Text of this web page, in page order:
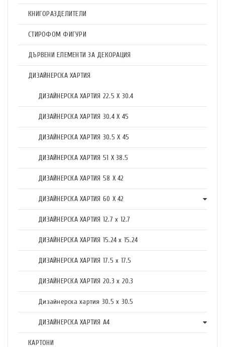
КНИГОРАЗДЕЛИТЕЛИ
СТИРОФОМ ФИГУРИ
ДЪРВЕНИ ЕЛЕМЕНТИ ЗА ДЕКОРАЦИЯ
ДИЗАЙНЕРСКА ХАРТИЯ
ДИЗАЙНЕРСКА ХАРТИЯ 22.5 X 30.4
ДИЗАЙНЕРСКА ХАРТИЯ 30.4 X 45
ДИЗАЙНЕРСКА ХАРТИЯ 30.5 X 45
ДИЗАЙНЕРСКА ХАРТИЯ 51 X 38.5
ДИЗАЙНЕРСКА ХАРТИЯ 58 X 42
ДИЗАЙНЕРСКА ХАРТИЯ 60 X 42
ДИЗАЙНЕРСКА ХАРТИЯ 12.7 x 12.7
ДИЗАЙНЕРСКА ХАРТИЯ 15.24 x 15.24
ДИЗАЙНЕРСКА ХАРТИЯ 17.5 х 17.5
ДИЗАЙНЕРСКА ХАРТИЯ 20.3 х 20.3
Дизайнерска хартия 30.5 х 30.5
ДИЗАЙНЕРСКА ХАРТИЯ А4
КАРТОНИ